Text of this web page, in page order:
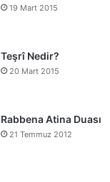
19 Mart 2015
Teşrî Nedir?
20 Mart 2015
Rabbena Atina Duası
21 Temmuz 2012